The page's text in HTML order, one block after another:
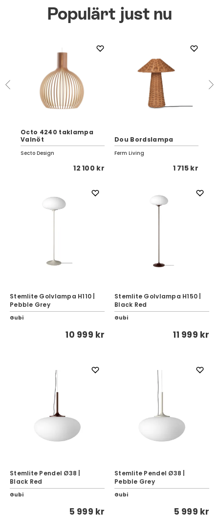
Populärt just nu
Octo 4240 taklampa
Valnöt
Secto Design
12 100 kr
Dou Bordslampa
Ferm Living
1 715 kr
Stemlite Golvlampa H110 |
Pebble Grey
Gubi
10 999 kr
Stemlite Golvlampa H150 |
Black Red
Gubi
11 999 kr
Stemlite Pendel Ø38 |
Black Red
Gubi
5 999 kr
Stemlite Pendel Ø38 |
Pebble Grey
Gubi
5 999 kr